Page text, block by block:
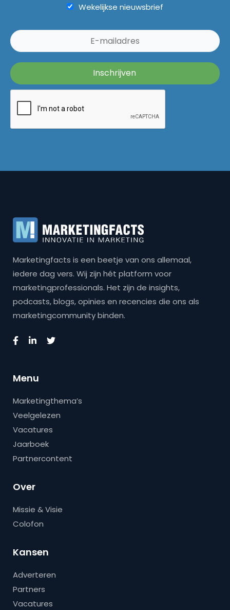
Wekelijkse nieuwsbrief
Marketingfacts is een beetje van ons allemaal,
iedere dag vers. Wij zijn hét platform voor
marketingprofessionals. Het zijn de insights,
podcasts, blogs, opinies en recencies die ons als
marketingcommunity binden.
Menu
Marketingthema’s
Veelgelezen
Vacatures
Jaarboek
Partnercontent
Over
Missie & Visie
Colofon
Kansen
Adverteren
Partners
Vacatures